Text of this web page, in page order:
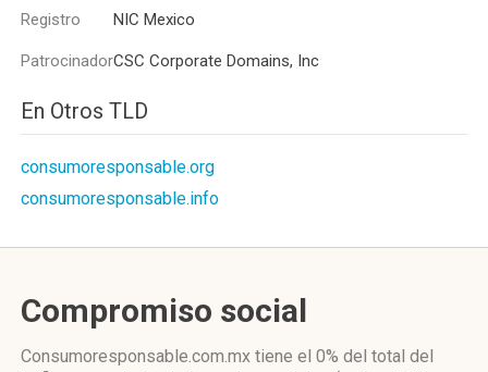
Registro NIC Mexico
PatrocinadorCSC Corporate Domains, Inc
En Otros TLD
consumoresponsable.org
consumoresponsable.info
Compromiso social
Consumoresponsable.com.mx tiene el 0% del total del